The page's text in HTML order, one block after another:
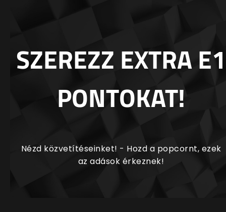
SZEREZZ EXTRA E1
PONTOKAT!
Nézd közvetítéseinket! - Hozd a popcornt, ezek
az adások érkeznek!